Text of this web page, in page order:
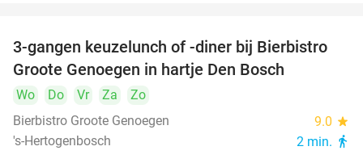
41%
3-gangen keuzelunch of -diner bij Bierbistro
Groote Genoegen in hartje Den Bosch
Wo Do Vr Za
Zo
Bierbistro Groote Genoegen
9.0 star
's-Hertogenbosch 2 min. directions_walk